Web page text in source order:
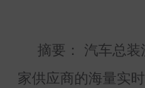
摘要： 汽车总
家供应商的海量实